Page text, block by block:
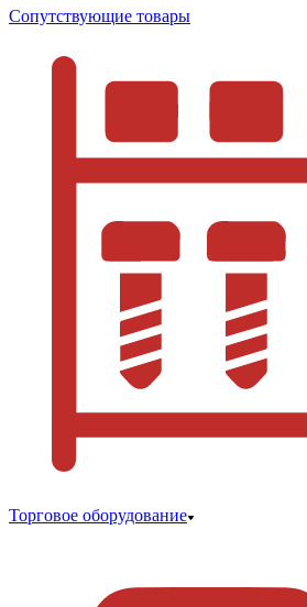
Сопутствующие товары
Торговое оборудование